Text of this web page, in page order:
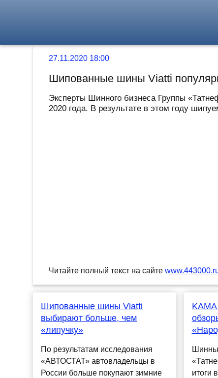
27.11.2020 18:00
Шипованные шины Viatti
Эксперты Шинного бизнеса Группы
2020 года. В результате в этом году
Читайте полный текст на сайте
Шипованные шины Viatti
выбирают больше, чем
«липучку»
По результатам исследования
«АВТОСТАТ» автовладельцы в
России больше покупают зимние
итоги